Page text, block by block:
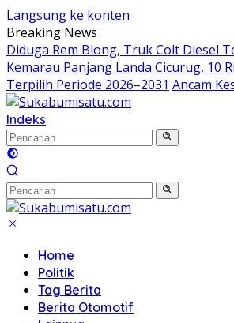
Langsung ke konten
Breaking News
Diduga Rem Blong, Truk Colt Diesel
Kemarau Panjang Landa Cicurug, 10
Terpilih Periode 2026–2031 Ancam
Indeks
Home
Politik
Tag Berita
Berita Otomotif